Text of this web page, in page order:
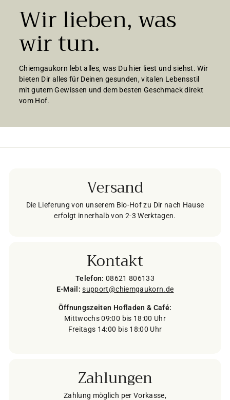
Wir lieben, was
wir tun.
Chiemgaukorn lebt alles, was Du hier liest und siehst. Wir
bieten Dir alles für Deinen gesunden, vitalen Lebensstil
mit gutem Gewissen und dem besten Geschmack direkt
vom Hof.
Versand
Die Lieferung von unserem Bio-Hof zu Dir nach Hause
erfolgt innerhalb von 2-3 Werktagen.
Kontakt
Telefon: 08621 806133
E-Mail: support@chiemgaukorn.de
Öffnungszeiten Hofladen & Café:
Mittwochs 09:00 bis 18:00 Uhr
Freitags 14:00 bis 18:00 Uhr
Zahlungen
Zahlung möglich per Vorkasse,